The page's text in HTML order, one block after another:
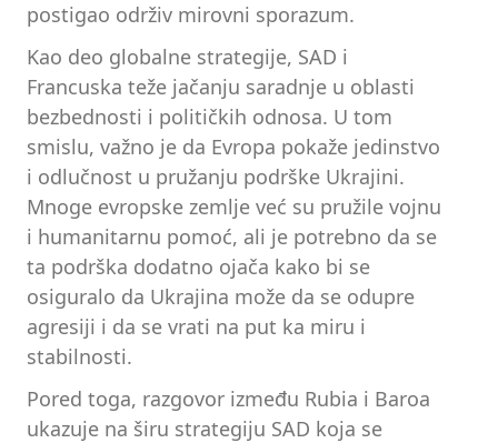
postigao održiv mirovni sporazum.
Kao deo globalne strategije, SAD i
Francuska teže jačanju saradnje u oblasti
bezbednosti i političkih odnosa. U tom
smislu, važno je da Evropa pokaže jedinstvo
i odlučnost u pružanju podrške Ukrajini.
Mnoge evropske zemlje već su pružile vojnu
i humanitarnu pomoć, ali je potrebno da se
ta podrška dodatno ojača kako bi se
osiguralo da Ukrajina može da se odupre
agresiji i da se vrati na put ka miru i
stabilnosti.
Pored toga, razgovor između Rubia i Baroa
ukazuje na širu strategiju SAD koja se